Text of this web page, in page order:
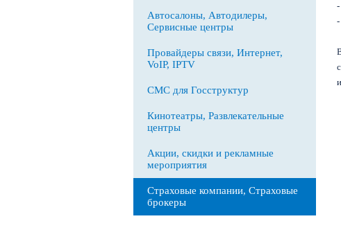
Автосалоны, Автодилеры,
Сервисные центры
Провайдеры связи, Интернет,
VoIP, IPTV
СМС для Госструктур
Кинотеатры, Развлекательные
центры
Акции, скидки и рекламные
мероприятия
Страховые компании, Страховые
брокеры
-